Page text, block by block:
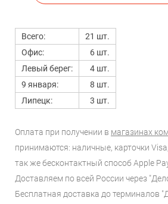
Всего:
21 шт.
Офис:
6 шт.
Левый берег:
4 шт.
9 января:
8 шт.
Липецк:
3 шт.
Оплата при получении в магазинах
принимаются: наличные, карточки
так же бесконтактный способ Apple
Доставляем по всей России через
Бесплатная доставка до терминалов